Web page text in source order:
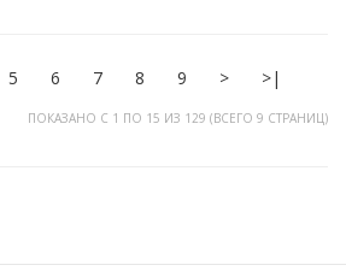
5 6 7 8 9 > >|
ПОКАЗАНО С 1 ПО 15 ИЗ 129 (ВСЕГО 9 СТРАНИЦ)